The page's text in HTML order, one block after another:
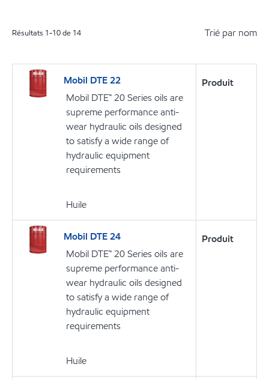
Résultats 1-10de 14 Trié par nom
Mobil DTE 22
Mobil DTE™ 20 Series oils are
supreme performance anti-
wear hydraulic oils designed
to satisfy a wide range of
hydraulic equipment
requirements
Huile
Produit
Mobil DTE 24
Mobil DTE™ 20 Series oils are
supreme performance anti-
wear hydraulic oils designed
to satisfy a wide range of
hydraulic equipment
requirements
Huile
Produit